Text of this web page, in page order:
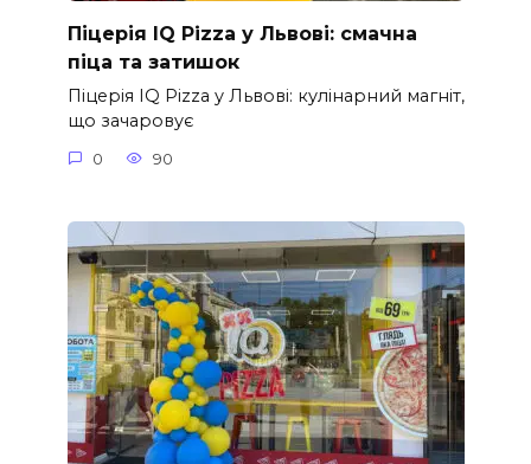
Піцерія IQ Pizza у Львові: смачна
піца та затишок
Піцерія IQ Pizza у Львові: кулінарний магніт,
що зачаровує
0 90